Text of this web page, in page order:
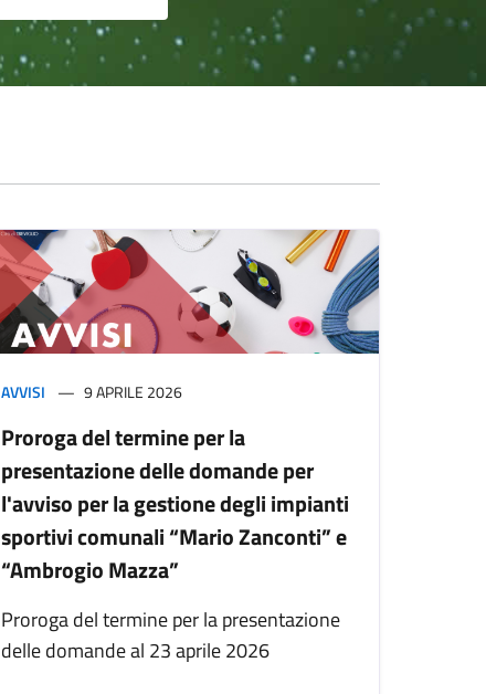
AVVISI 9 APRILE 2026
Proroga del termine per la
presentazione delle domande per
l'avviso per la gestione degli impianti
sportivi comunali “Mario Zanconti” e
“Ambrogio Mazza”
Proroga del termine per la presentazione
delle domande al 23 aprile 2026